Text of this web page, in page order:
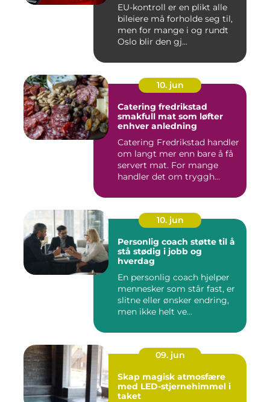
EU-kontroll er en plikt alle
bileiere må forholde seg til,
men for mange i og rundt
Oslo blir den gj...
10. jun
Catering fredrikstad
smakfull mat som løfter
enhver anledning
Catering Fredrikstad handler
om langt mer enn bare å få
servert mat. For mange
handler det om tryggh...
10. jun
Personlig coach støtte til å
stå stødig i jobb og
hverdag
En personlig coach hjelper
mennesker som står fast, er
slitne eller ønsker endring,
men ikke helt ve...
09. jun
Skap magisk atmosfære
med LED-stjernehimmel i
taket